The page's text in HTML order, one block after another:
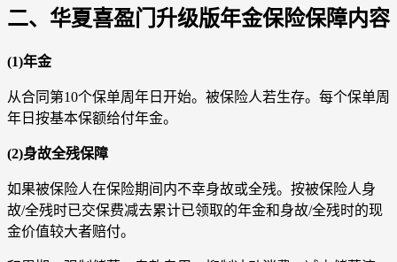
二、华夏喜盈门升级版年金保险保障内容
(1)年金
从合同第10个保单周年日开始。被保险人若生存。每个保单周
年日按基本保额给付年金。
(2)身故全残保障
如果被保险人在保险期间内不幸身故或全残。按被保险人身
故/全残时已交保费减去累计已领取的年金和身故/全残时的现
金价值较大者赔付。